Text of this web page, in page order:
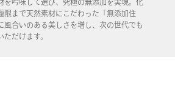
を吟味して選び、究極の無添加を実現。化
限まで天然素材にこだわった「無添加住
風合いのある美しさを増し、次の世代でも
だけます。